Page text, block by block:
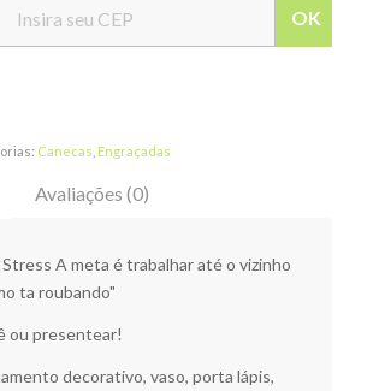
OK
Canecas Engraçadas
Avaliações (0)
A meta é trabalhar até o vizinho
ta roubando"
ou presentear!
decorativo, vaso, porta lápis,